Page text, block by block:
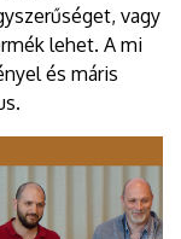
vagy
lehet. A mi
és máris